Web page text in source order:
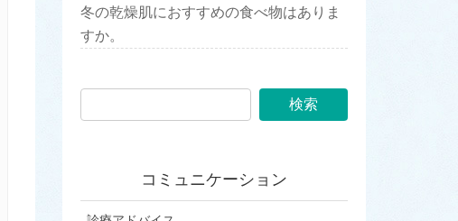
冬の乾燥肌におすすめの食べ物はありま
すか。
コミュニケーション